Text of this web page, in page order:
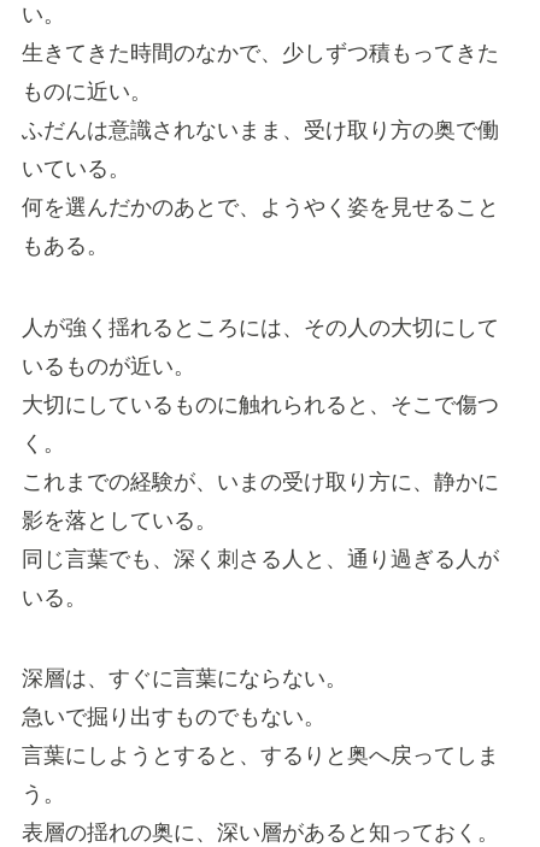
い。
生きてきた時間のなかで、少しずつ積もってきた
ものに近い。
ふだんは意識されないまま、受け取り方の奥で働
いている。
何を選んだかのあとで、ようやく姿を見せること
もある。
人が強く揺れるところには、その人の大切にして
いるものが近い。
大切にしているものに触れられると、そこで傷つ
く。
これまでの経験が、いまの受け取り方に、静かに
影を落としている。
同じ言葉でも、深く刺さる人と、通り過ぎる人が
いる。
深層は、すぐに言葉にならない。
急いで掘り出すものでもない。
言葉にしようとすると、するりと奥へ戻ってしま
う。
表層の揺れの奥に、深い層があると知っておく。